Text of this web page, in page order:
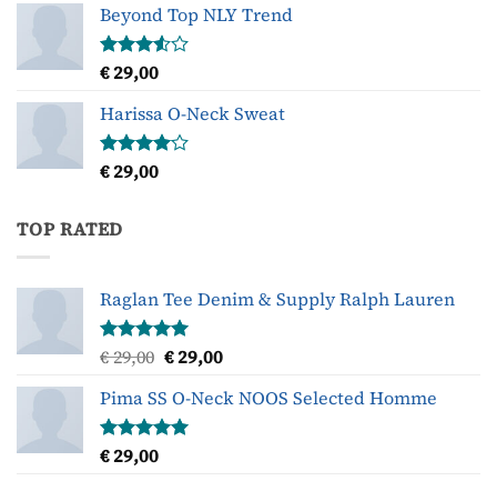
Beyond Top NLY Trend
Gewaardeerd
uit
5
€29,00
Harissa O-Neck Sweat
Gewaardeerd
uit
€29,00
TOP RATED
Raglan Tee Denim & Supply Ralph Lauren
Gewaardeerd
uit 5
€29,00 Oorspronkelijke
was:
€ 29,00.
€29,00Huidige
is:
Pima SS O-Neck NOOS Selected Homme
Gewaardeerd
uit 5
€29,00